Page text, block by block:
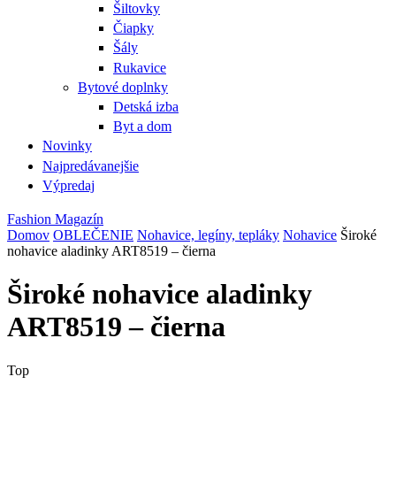
Šiltovky
Čiapky
Šály
Rukavice
Bytové doplnky
Detská izba
Byt a dom
Novinky
Najpredávanejšie
Výpredaj
Fashion Magazín
Domov OBLEČENIE Nohavice, legíny, tepláky Nohavice Široké
nohavice aladinky ART8519 – čierna
Široké nohavice aladinky
ART8519 – čierna
Top